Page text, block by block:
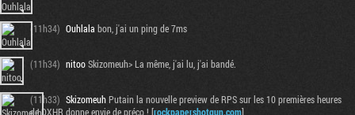
(11h34) Ouhlala bon, j'ai un ping de 7ms
(11h34) nitooSkizomeuh> La même, j'ai lu, j'ai bandé.
(11h33) SkizomeuhPutain la nouvelle preview de RPS sur les 10 premières heures
de DXHR donne envie de préco ! [rockpapershotgun.com]